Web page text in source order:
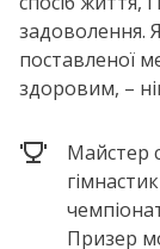
задоволення.
поставленої
здоровим, –
Майстер
Призер